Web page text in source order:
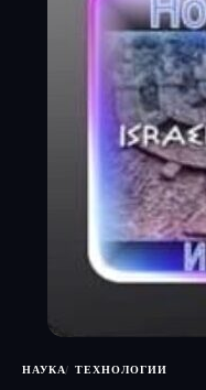
НАУКА ТЕХНОЛОГИИ